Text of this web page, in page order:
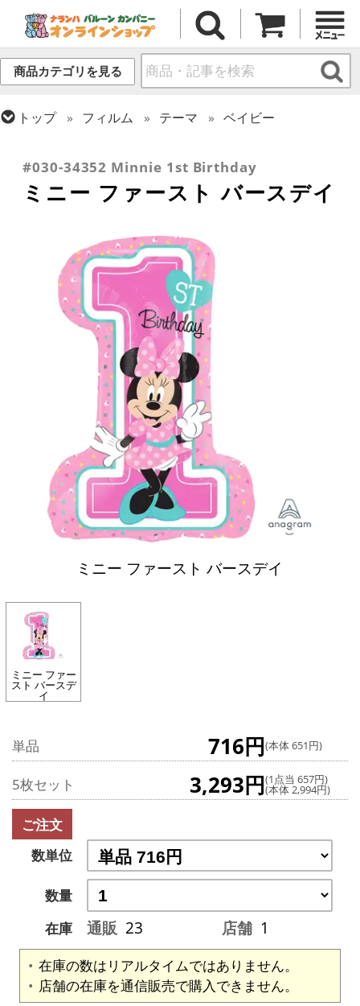
商品カテゴリを見る
トップ フィルム テーマ
ベイビー
#030-34352 Minnie 1st Birthday
ミニー ファースト バースデイ
ミニー ファースト バースデイ
ミニー ファー
スト バースデ
イ
単品 716円(本体 651円)
5枚セット 3,293円(1点当 657円)
(本体 2,994円)
ご注文
数単位
数量
在庫
通販 23 店舗 1
在庫の数はリアルタイムではありません。
店舗の在庫を通信販売で購入できません。